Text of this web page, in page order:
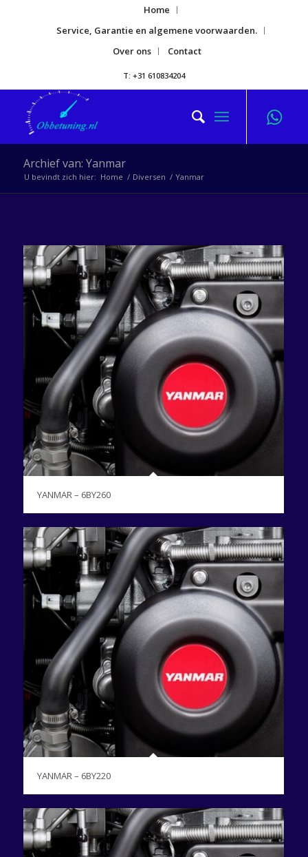
Home
Service, Garantie en algemene voorwaarden.
Over ons
Contact
T: +31 610834204
Archief van: Yanmar
U bevindt zich hier: Home / Diversen / Yanmar
YANMAR – 6BY260
YANMAR – 6BY220